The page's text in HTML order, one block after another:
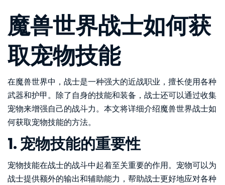
魔兽世界战士如何获
取宠物技能
在魔兽世界中，战士是一种强大的近战职业，擅长使用各种
武器和护甲。除了自身的技能和装备，战士还可以通过收集
宠物来增强自己的战斗力。本文将详细介绍魔兽世界战士如
何获取宠物技能的方法。
1. 宠物技能的重要性
宠物技能在战士的战斗中起着至关重要的作用。宠物可以为
战士提供额外的输出和辅助能力，帮助战士更好地应对各种